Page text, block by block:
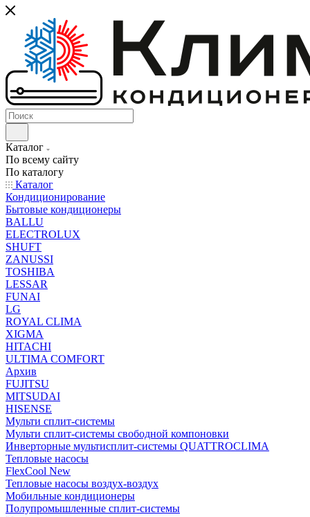
Каталог
По всему сайту
По каталогу
Каталог
Кондиционирование
Бытовые кондиционеры
BALLU
ELECTROLUX
SHUFT
ZANUSSI
TOSHIBA
LESSAR
FUNAI
LG
ROYAL CLIMA
XIGMA
HITACHI
ULTIMA COMFORT
Архив
FUJITSU
MITSUDAI
HISENSE
Мульти сплит-системы
Мульти сплит-системы свободной компоновки
Инверторные мультисплит-системы QUATTROCLIMA
Тепловые насосы
FlexCool New
Тепловые насосы воздух-воздух
Мобильные кондиционеры
Полупромышленные сплит-системы